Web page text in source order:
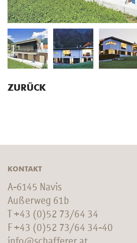
ZURÜCK
KONTAKT
A-6145 Navis
Außerweg 61b
+43 (0)52 73/64 34
F +43 (0)52 73/64 34-40